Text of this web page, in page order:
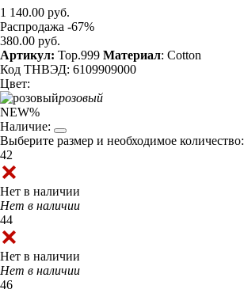
1 140.00 руб.
Распродажа -67%
380.00 руб.
Артикул: Top.999 Материал: Cotton
Код ТНВЭД: 6109909000
Цвет:
розовый
NEW%
Наличие:
Выберите размер и необходимое количество:
42
Нет в наличии
Нет в наличии
44
Нет в наличии
Нет в наличии
46